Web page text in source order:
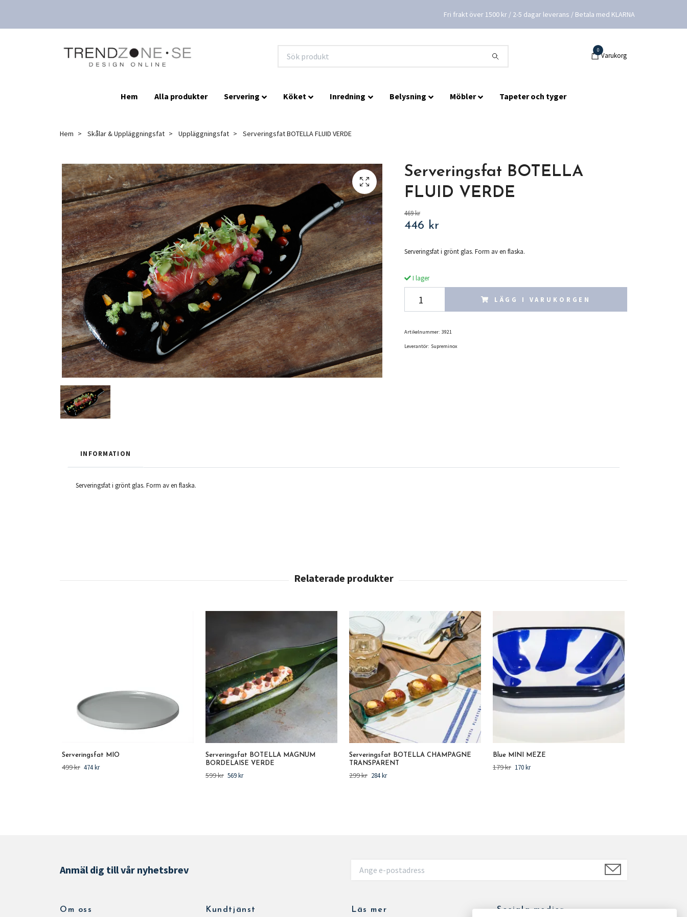
Fri frakt över 1500 kr / 2-5 dagar leverans / Betala med KLARNA
0
Varukorg
Hem Alla produkter Servering Köket Inredning Belysning Möbler Tapeter och tyger
Hem Skålar & Uppläggningsfat Uppläggningsfat Serveringsfat BOTELLA FLUID VERDE
Serveringsfat BOTELLA
FLUID VERDE
469 kr
446 kr
Serveringsfat i grönt glas. Form av en flaska.
I lager
LÄGG I VARUKORGEN
Artikelnummer: 3921
Leverantör: Supreminox
INFORMATION
Serveringsfat i grönt glas. Form av en flaska.
Serveringsfat MIO
499 kr 474 kr
Serveringsfat BOTELLA MAGNUM
BORDELAISE VERDE
599 kr 569 kr
Serveringsfat BOTELLA CHAMPAGNE
TRANSPARENT
299 kr 284 kr
Blue MINI MEZE
179 kr 170 kr
Anmäl dig till vår nyhetsbrev
Om oss Kundtjänst Läs mer Sociala medier